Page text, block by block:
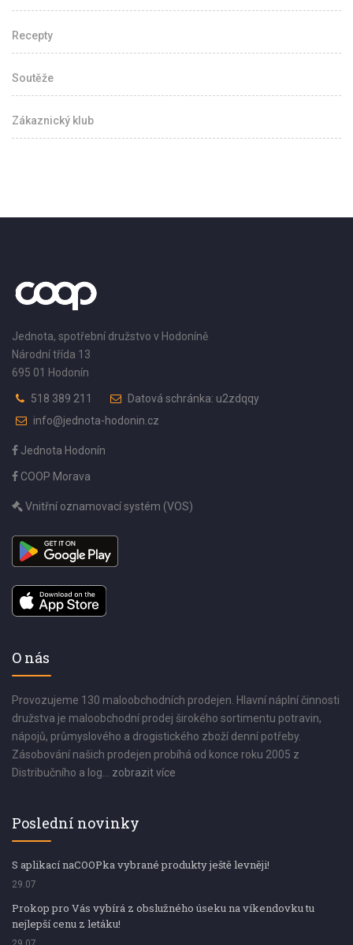
Recepty
Soutěže
Zákaznický klub
Jednota, spotřební družstvo v Hodoníně
Národní třída 13
695 01 Hodonín
518 389 211
Datová schránka: u2zdqqy
info@jednota-hodonin.cz
Jednota Hodonín
COOP Morava
Vnitřní oznamovací systém (VOS)
O nás
Provozujeme 130 maloobchodních prodejen. Hlavní náplní činnosti
družstva je maloobchodní prodej širokého sortimentu potravin,
nápojů, průmyslového a drogistického zboží denní potřeby.
Zásobování našich prodejen probíhá od konce roku 2005 z
Distribučního a log... zobrazit více
Poslední novinky
S aplikací naCOOPka vybrané produkty ještě levněji!
29.07
Prokop pro Vás vybírá z obslužného úseku na víkendovku tu
nejlepší cenu z letáku!